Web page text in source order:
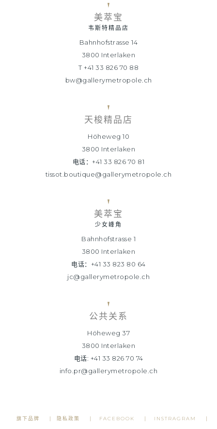
美萃宝
韦斯特精品店
Bahnhofstrasse 14
3800 Interlaken
T +41 33 826 70 88
bw@gallerymetropole.ch
天梭精品店
Höheweg 10
3800 Interlaken
电话：+41 33 826 70 81
tissot.boutique@gallerymetropole.ch
美萃宝
少女峰角
Bahnhofstrasse 1
3800 Interlaken
电话：+41 33 823 80 64
jc@gallerymetropole.ch
公共关系
Höheweg 37
3800 Interlaken
电话: +41 33 826 70 74
info.pr@gallerymetropole.ch
旗下品牌 隐私政策 FACEBOOK INSTRAGRAM